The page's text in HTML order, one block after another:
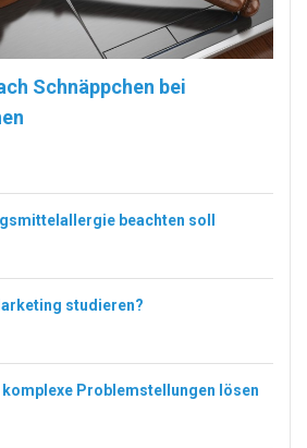
Schnäppchen bei
beachten soll
studieren?
Problemstellungen lösen